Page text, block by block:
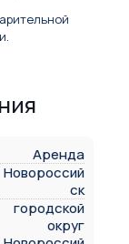
Аренда
Новороссий
ск
городской
округ